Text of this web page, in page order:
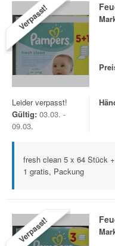
Verpasst!
Leider verpasst!
Gültig: 03.03. -
09.03.
fresh clean 5 x 64 Stück
1 gratis, Packung
Verpasst!